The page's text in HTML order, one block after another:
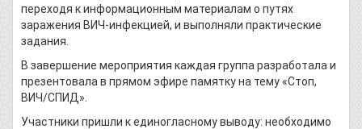
переходя к информационным материалам о путях
заражения ВИЧ-инфекцией, и выполняли практические
задания.
В завершение мероприятия каждая группа разработала и
презентовала в прямом эфире памятку на тему «Стоп,
ВИЧ/СПИД».
Участники пришли к единогласному выводу: необходимо